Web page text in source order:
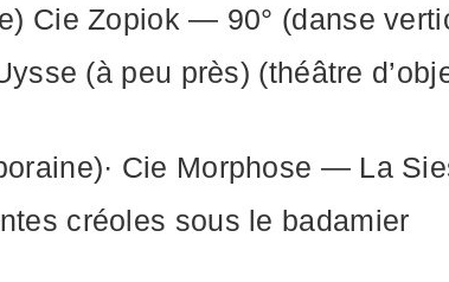
Cie Zopiok — 90° (danse
(à peu près) (théâtre
Cie Morphose — La
créoles sous le badamier